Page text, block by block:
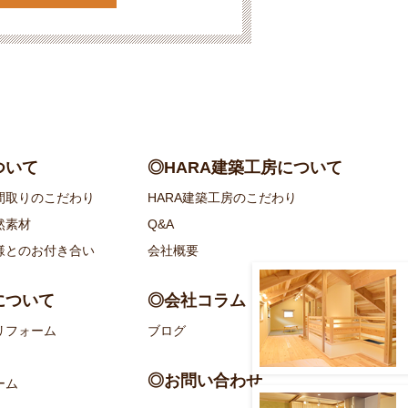
て
りのこだわり
素材
とのお付き合い
いて
フォーム
ム
◎HARA建築工房について
HARA建築工房のこだわり
Q&A
会社概要
◎会社コラム
ブログ
◎お問い合わせ